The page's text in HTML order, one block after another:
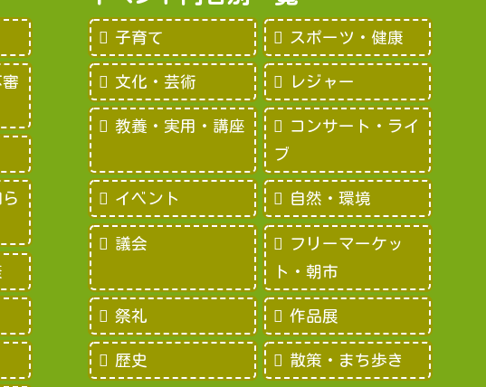
子育て スポーツ・健康
文化・芸術 レジャー
教養・実用・講座
コンサート・ライ
ブ
イベント 自然・環境
議会
フリーマーケッ
ト・朝市
祭礼 作品展
歴史 散策・まち歩き